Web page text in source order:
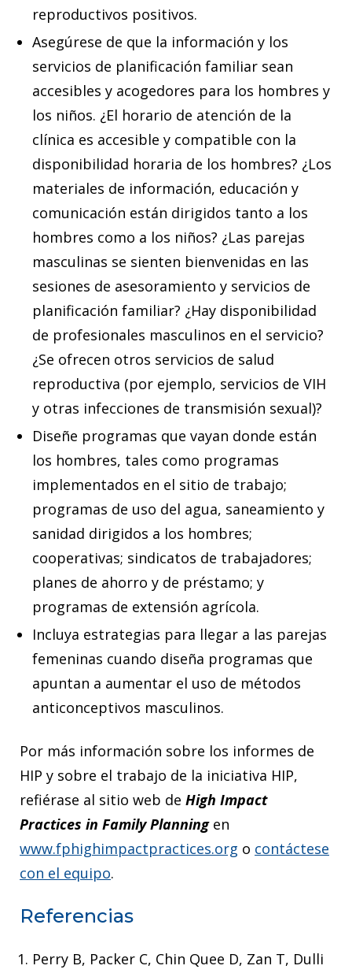
reproductivos positivos.
Asegúrese de que la información y los
servicios de planificación familiar sean
accesibles y acogedores para los hombres y
los niños. ¿El horario de atención de la
clínica es accesible y compatible con la
disponibilidad horaria de los hombres? ¿Los
materiales de información, educación y
comunicación están dirigidos tanto a los
hombres como a los niños? ¿Las parejas
masculinas se sienten bienvenidas en las
sesiones de asesoramiento y servicios de
planificación familiar? ¿Hay disponibilidad
de profesionales masculinos en el servicio?
¿Se ofrecen otros servicios de salud
reproductiva (por ejemplo, servicios de VIH
y otras infecciones de transmisión sexual)?
Diseñe programas que vayan donde están
los hombres, tales como programas
implementados en el sitio de trabajo;
programas de uso del agua, saneamiento y
sanidad dirigidos a los hombres;
cooperativas; sindicatos de trabajadores;
planes de ahorro y de préstamo; y
programas de extensión agrícola.
Incluya estrategias para llegar a las parejas
femeninas cuando diseña programas que
apuntan a aumentar el uso de métodos
anticonceptivos masculinos.
Por más información sobre los informes de
HIP y sobre el trabajo de la iniciativa HIP,
refiérase al sitio web de High Impact
Practices in Family Planningen
www.fphighimpactpractices.org o contáctese
con el equipo.
Referencias
Perry B, Packer C, Chin Quee D, Zan T, Dulli